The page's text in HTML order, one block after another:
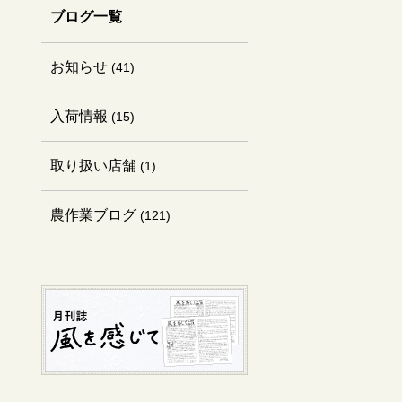
ブログ一覧
お知らせ (41)
入荷情報 (15)
取り扱い店舗 (1)
農作業ブログ (121)